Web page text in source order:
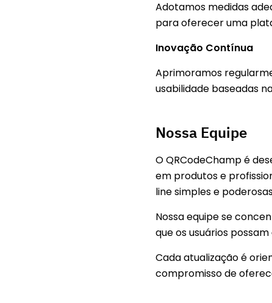
Adotamos medidas
para oferecer uma
Inovação Contínua
Aprimoramos
usabilidade baseadas
Nossa Equipe
O QRCodeChamp é
em produtos e
line simples e
Nossa equipe se
que os usuários
Cada atualização é
compromisso de